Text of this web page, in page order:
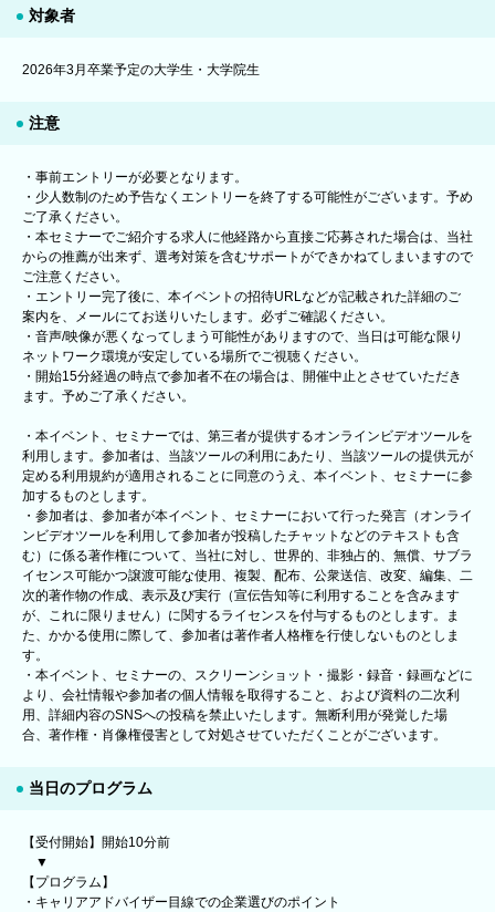
対象者
2026年3月卒業予定の大学生・大学院生
注意
・事前エントリーが必要となります。
・少人数制のため予告なくエントリーを終了する可能性がございます。予め
ご了承ください。
・本セミナーでご紹介する求人に他経路から直接ご応募された場合は、当社
からの推薦が出来ず、選考対策を含むサポートができかねてしまいますので
ご注意ください。
・エントリー完了後に、本イベントの招待URLなどが記載された詳細のご
案内を、メールにてお送りいたします。必ずご確認ください。
・音声/映像が悪くなってしまう可能性がありますので、当日は可能な限り
ネットワーク環境が安定している場所でご視聴ください。
・開始15分経過の時点で参加者不在の場合は、開催中止とさせていただき
ます。予めご了承ください。
・本イベント、セミナーでは、第三者が提供するオンラインビデオツールを
利用します。参加者は、当該ツールの利用にあたり、当該ツールの提供元が
定める利用規約が適用されることに同意のうえ、本イベント、セミナーに参
加するものとします。
・参加者は、参加者が本イベント、セミナーにおいて行った発言（オンライ
ンビデオツールを利用して参加者が投稿したチャットなどのテキストも含
む）に係る著作権について、当社に対し、世界的、非独占的、無償、サブラ
イセンス可能かつ譲渡可能な使用、複製、配布、公衆送信、改変、編集、二
次的著作物の作成、表示及び実行（宣伝告知等に利用することを含みます
が、これに限りません）に関するライセンスを付与するものとします。ま
た、かかる使用に際して、参加者は著作者人格権を行使しないものとしま
す。
・本イベント、セミナーの、スクリーンショット・撮影・録音・録画などに
より、会社情報や参加者の個人情報を取得すること、および資料の二次利
用、詳細内容のSNSへの投稿を禁止いたします。無断利用が発覚した場
合、著作権・肖像権侵害として対処させていただくことがございます。
当日のプログラム
【受付開始】開始10分前
▼
【プログラム】
・キャリアアドバイザー目線での企業選びのポイント